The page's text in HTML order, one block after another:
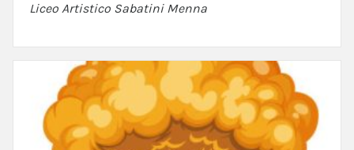
Liceo Artistico Sabatini Menna